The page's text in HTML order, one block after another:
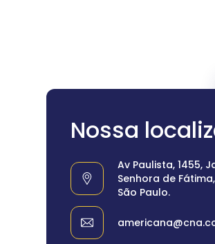
Nossa
Av Paulista, 1455,
Senhora de
São Paulo.